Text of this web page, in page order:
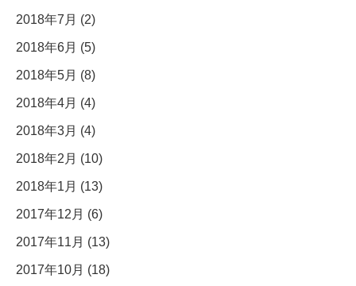
2018年7月 (2)
2018年6月 (5)
2018年5月 (8)
2018年4月 (4)
2018年3月 (4)
2018年2月 (10)
2018年1月 (13)
2017年12月 (6)
2017年11月 (13)
2017年10月 (18)